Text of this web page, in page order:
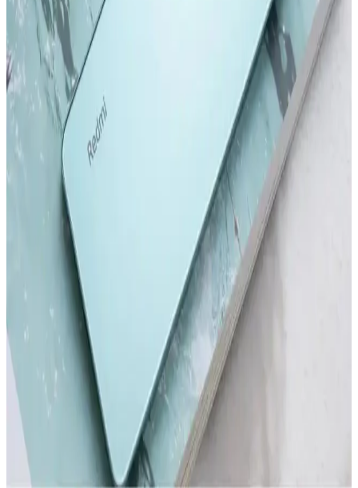
Samsung Galaxy S24 ve S24 Ultra modellerinin tasarım, ekran,
kamera ve performans özelliklerini karşılaştırıyoruz. Güncellemeler
ve kullanıcı deneyimleriyle ilgili önemli bilgiler içerir.
Redmi Note 11 Pro ve Redmi Note 12 Pro
Karşılaştırması: Özellikler ve Farklar
Redmi Note 11 Pro ve Redmi Note 12 Pro modellerinin tasarım,
performans, kamera ve batarya özelliklerini karşılaştırıyoruz. Hangi
modelin ihtiyaçlarınıza uygun olduğunu belirlemenize yardımcı olur.
Samsung'un İlk Akıllı Telefonu ve Teknolojideki
Gelişimi Üzerine Detaylı İnceleme
Samsung'un ilk akıllı telefonu hakkında bilgi olmamakla birlikte,
markanın teknoloji yolculuğu ve Galaxy serisinin gelişimi öne
Akıllı Telefon ve Tabletlerde Dosya Temizleme ve
Performans Optimizasyonu
Akıllı telefon ve tabletlerde düzenli dosya temizliği, cihaz
performansını artırır ve depolama alanını genişletir. Güvenilir araçlar
ve doğru yöntemlerle gereksiz dosyalardan kurtulun.
Redmi'nin En Yeni Akıllı Telefon Modeli Hakkında
Güncel Bilgiler ve Beklentiler
Redmi'nin yeni modeli hakkında kesin detaylar henüz açıklanmadı,
ancak teknolojik gelişmeler ve piyasa stratejileri yüksek performans
ve yenilik vaat ediyor.